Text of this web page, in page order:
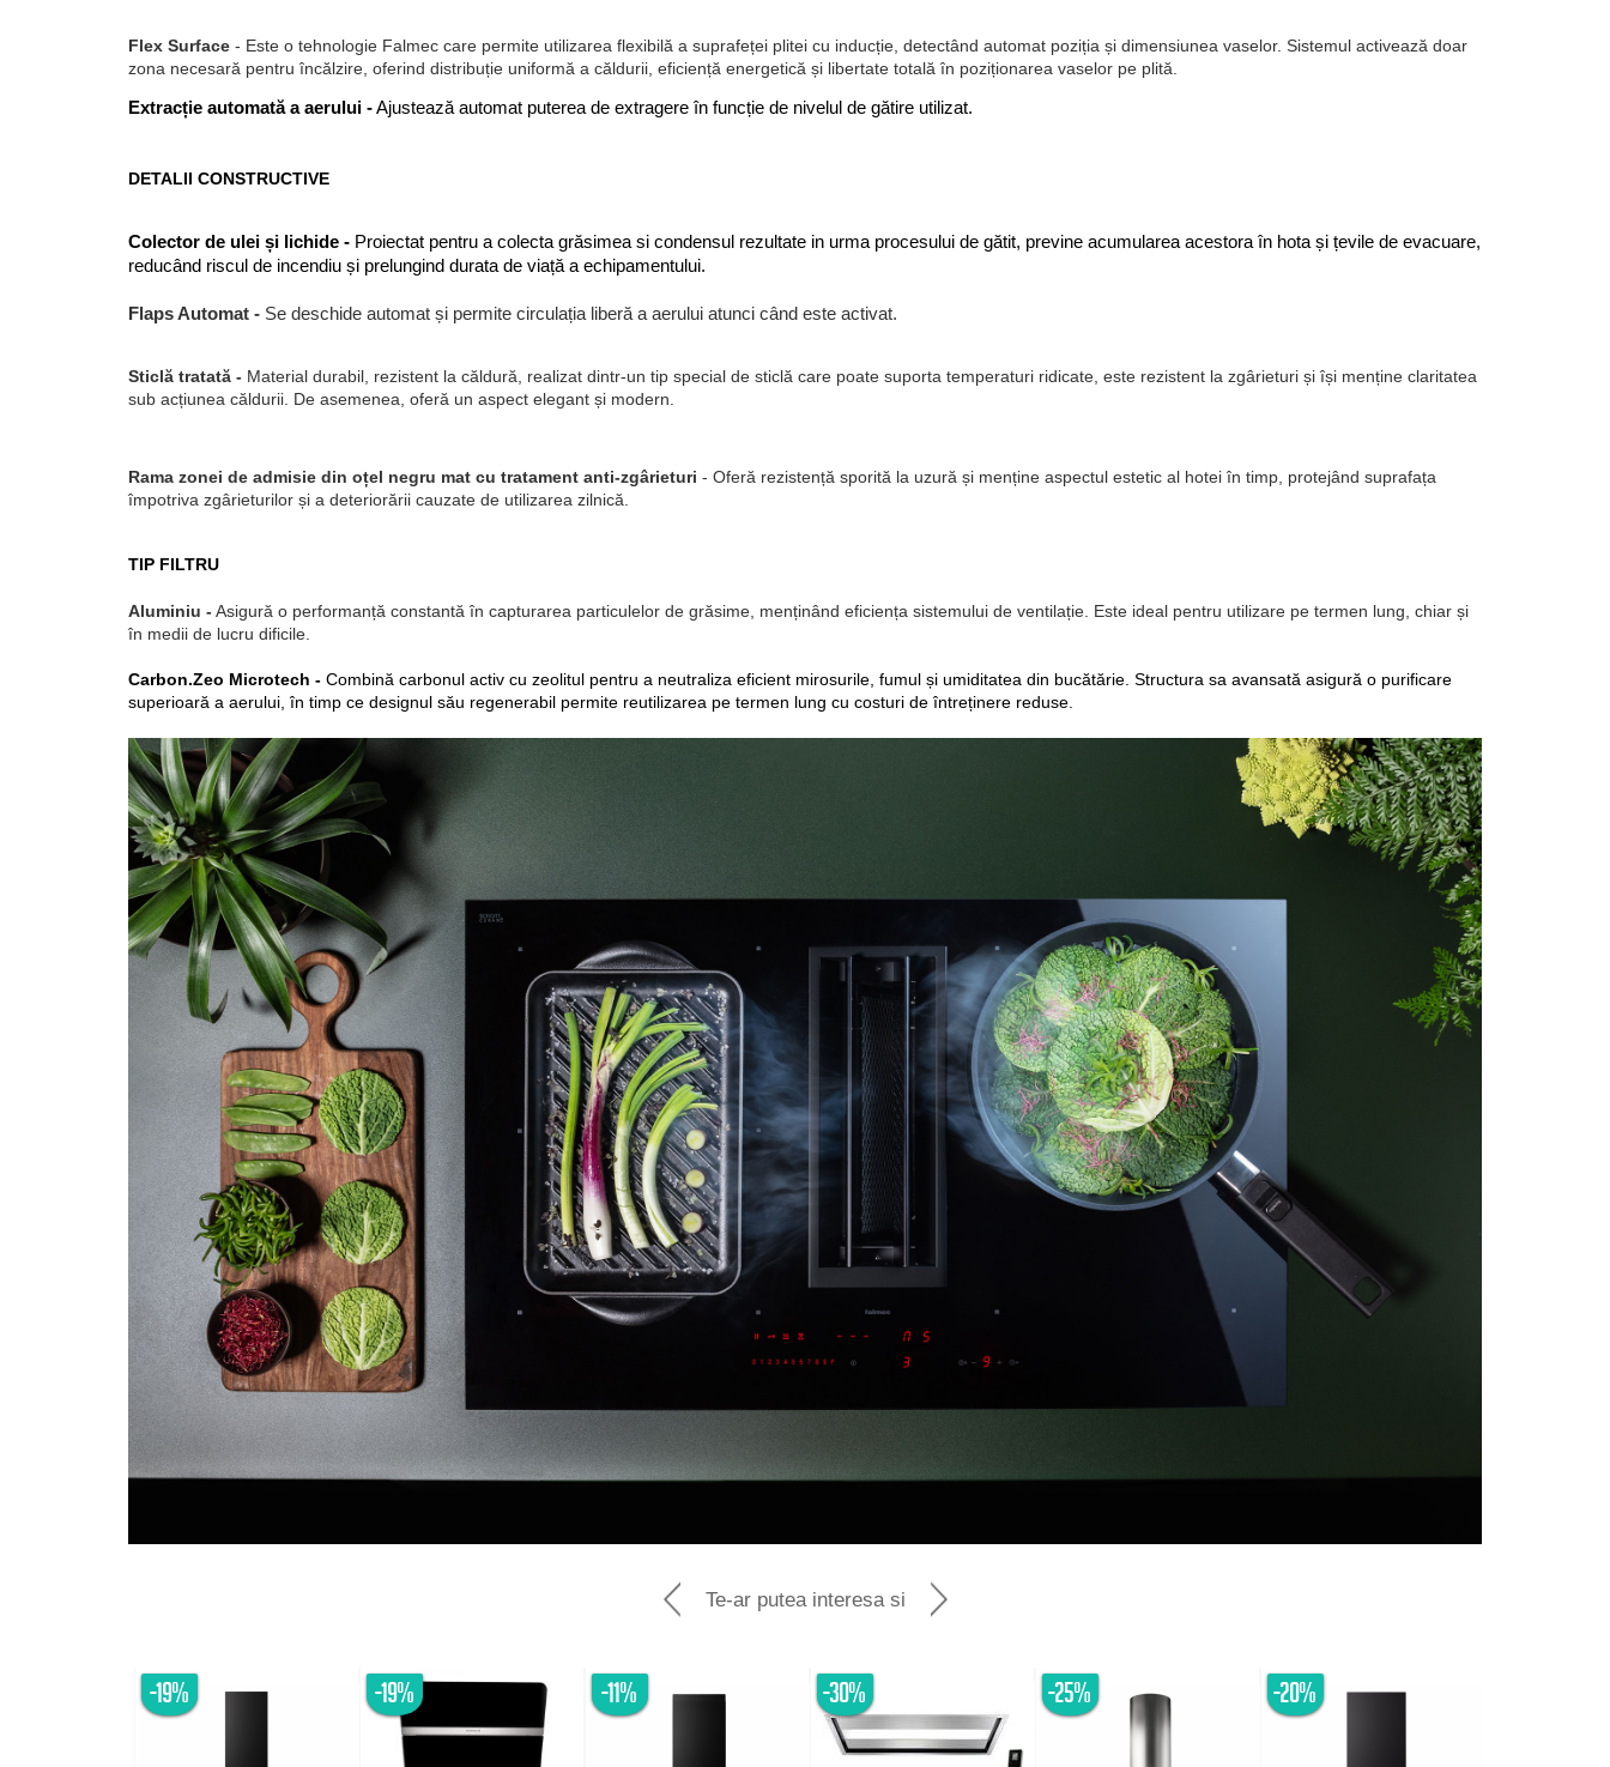
Flex Surface - Este o tehnologie Falmec care permite utilizarea flexibilă a suprafeței plitei cu inducție, detectând automat poziția și dimensiunea vaselor. Sistemul activează doar
zona necesară pentru încălzire, oferind distribuție uniformă a căldurii, eficiență energetică și libertate totală în poziționarea vaselor pe plită.
Extracție automată a aerului - Ajustează automat puterea de extragere în funcție de nivelul de gătire utilizat.
DETALII CONSTRUCTIVE
Colector de ulei și lichide - Proiectat pentru a colecta grăsimea si condensul rezultate in urma procesului de gătit, previne acumularea acestora în hota și țevile de evacuare,
reducând riscul de incendiu și prelungind durata de viață a echipamentului.
Flaps Automat - Se deschide automat și permite circulația liberă a aerului atunci când este activat.
Sticlă tratată - Material durabil, rezistent la căldură, realizat dintr-un tip special de sticlă care poate suporta temperaturi ridicate, este rezistent la zgârieturi și își menține claritatea
sub acțiunea căldurii. De asemenea, oferă un aspect elegant și modern.
Rama zonei de admisie din oțel negru mat cu tratament anti-zgârieturi - Oferă rezistență sporită la uzură și menține aspectul estetic al hotei în timp, protejând suprafața
împotriva zgârieturilor și a deteriorării cauzate de utilizarea zilnică.
TIP FILTRU
Aluminiu - Asigură o performanță constantă în capturarea particulelor de grăsime, menținând eficiența sistemului de ventilație. Este ideal pentru utilizare pe termen lung, chiar și
în medii de lucru dificile
Carbon.Zeo Microtech - Combină carbonul activ cu zeolitul pentru a neutraliza eficient mirosurile, fumul și umiditatea din bucătărie. Structura sa avansată asigură o purificare
superioară a aerului, în timp ce designul său regenerabil permite reutilizarea pe termen lung cu costuri de întreținere reduse.
Te-ar putea interesa si
-19% -19% -11% -30% -25% -20%